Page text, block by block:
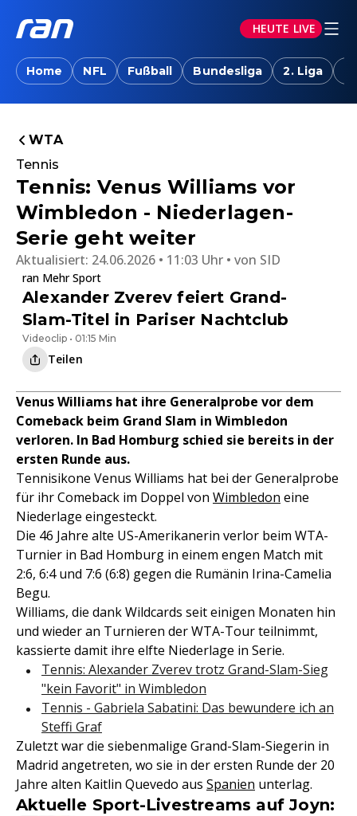
HEUTE LIVE
Home NFL Fußball Bundesliga 2. Liga
WTA
Tennis
Tennis: Venus Williams vor
Wimbledon - Niederlagen-
Serie geht weiter
Aktualisiert: 24.06.2026 • 11:03 Uhr von SID
ran Mehr Sport
Alexander Zverev feiert Grand-
Slam-Titel in Pariser Nachtclub
Videoclip • 01:15 Min
Teilen
Venus Williams hat ihre Generalprobe vor dem
Comeback beim Grand Slam in Wimbledon
verloren. In Bad Homburg schied sie bereits in der
ersten Runde aus.
Tennisikone Venus Williams hat bei der Generalprobe
für ihr Comeback im Doppel von Wimbledon eine
Niederlage eingesteckt.
Die 46 Jahre alte US-Amerikanerin verlor beim WTA-
Turnier in Bad Homburg in einem engen Match mit
2:6, 6:4 und 7:6 (6:8) gegen die Rumänin Irina-Camelia
Begu.
Williams, die dank Wildcards seit einigen Monaten hin
und wieder an Turnieren der WTA-Tour teilnimmt,
kassierte damit ihre elfte Niederlage in Serie.
Tennis: Alexander Zverev trotz Grand-Slam-Sieg
"kein Favorit" in Wimbledon
Tennis - Gabriela Sabatini: Das bewundere ich an
Steffi Graf
Zuletzt war die siebenmalige Grand-Slam-Siegerin in
Madrid angetreten, wo sie in der ersten Runde der 20
Jahre alten Kaitlin Quevedo aus Spanien unterlag.
Aktuelle Sport-Livestreams auf Joyn: